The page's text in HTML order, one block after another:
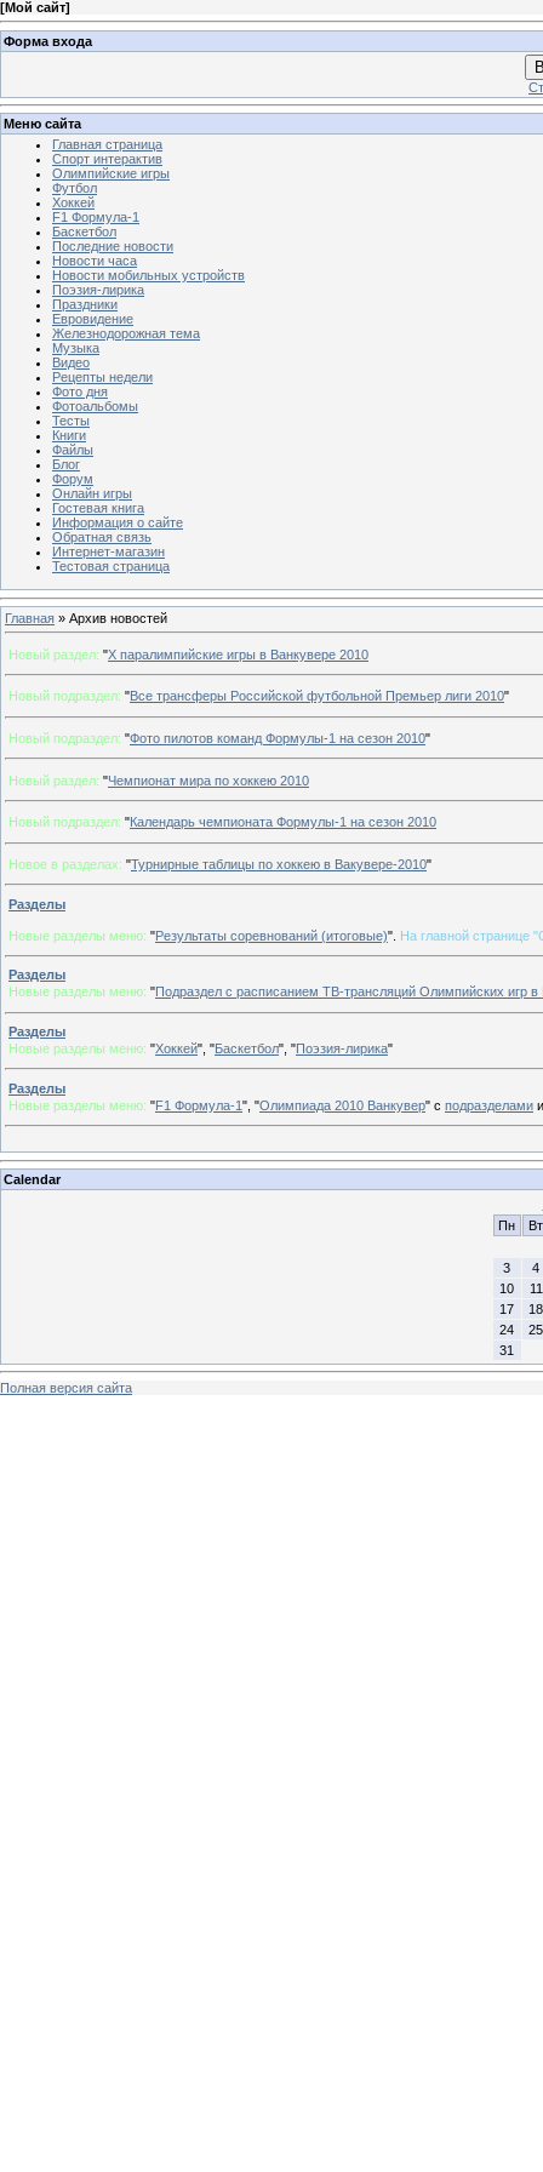
[Мой сайт]
Форма входа
Меню сайта
Главная страница
Спорт интерактив
Олимпийские игры
Футбол
Хоккей
F1 Формула-1
Баскетбол
Последние новости
Новости часа
Новости мобильных устройств
Поэзия-лирика
Праздники
Евровидение
Железнодорожная тема
Музыка
Видео
Рецепты недели
Фото дня
Фотоальбомы
Тесты
Книги
Файлы
Блог
Форум
Онлайн игры
Гостевая книга
Информация о сайте
Обратная связь
Интернет-магазин
Тестовая страница
Главная » Архив новостей
Новый раздел: "Х паралимпийские игры в Ванкувере 2010
Новый подраздел: "Все трансферы Российской футбольной Премьер лиги 2010"
Новый подраздел: "Фото пилотов команд Формулы-1 на сезон 2010"
Новый раздел: "Чемпионат мира по хоккею 2010
Новый подраздел: "Календарь чемпионата Формулы-1 на сезон 2010
Новое в разделах: "Турнирные таблицы по хоккею в Вакувере-2010"
Разделы
Новые разделы меню: "Результаты соревнований (итоговые)". На главной странице
Разделы
Новые разделы меню: "Подраздел с расписанием ТВ-трансляций Олимпийских игр в
Разделы
Новые разделы меню: "Хоккей", "Баскетбол", "Поэзия-лирика"
Разделы
Новые разделы меню: "F1 Формула-1", "Олимпиада 2010 Ванкувер" с подразделами
Calendar
Пн
Вт
3
4
10
11
17
18
24
25
31
Полная версия сайта